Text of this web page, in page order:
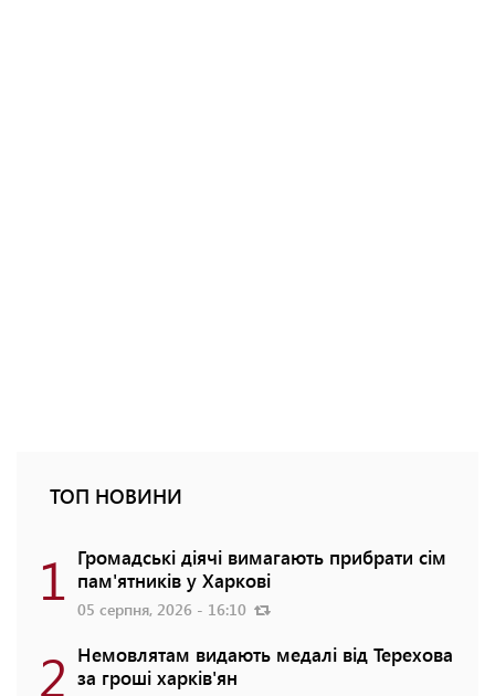
ТОП НОВИНИ
1 Громадські діячі вимагають прибрати сім
пам'ятників у Харкові
05 серпня, 2026 - 16:10
2 Немовлятам видають медалі від Терехова
за гроші харків'ян